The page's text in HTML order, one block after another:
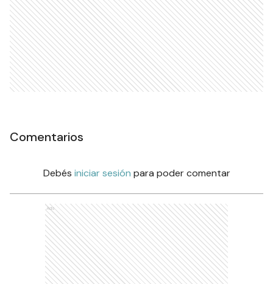
Comentarios
Debés iniciar sesión para poder comentar
Ads